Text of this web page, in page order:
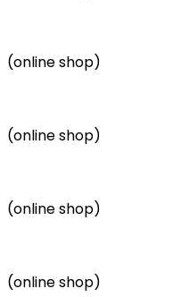
(online shop)​
(online shop)​
(online shop)​
(online shop)